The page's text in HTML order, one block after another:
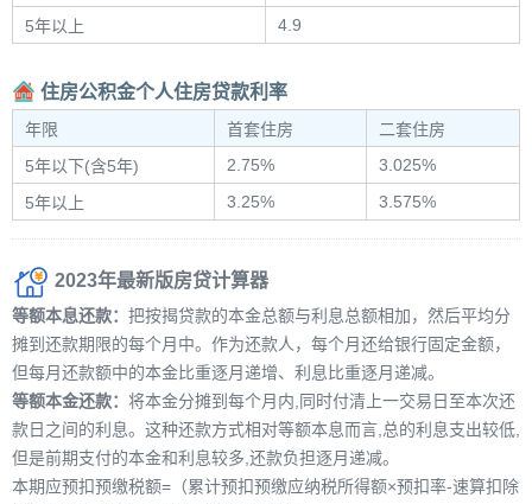
5年以上
4.9
住房公积金个人住房贷款利率
年限 首套住房
二套住房
5年以下(含5年)
2.75%
3.025%
5年以上
3.25% 3.575%
2023年最新版房贷计算器
等额本息还款： 把按揭贷款的本金总额与利息总额相加，然后平均分
摊到还款期限的每个月中。作为还款人，每个月还给银行固定金额，
但每月还款额中的本金比重逐月递增、利息比重逐月递减。
等额本金还款： 将本金分摊到每个月内,同时付清上一交易日至本次还
款日之间的利息。这种还款方式相对等额本息而言,总的利息支出较低,
但是前期支付的本金和利息较多,还款负担逐月递减。
本期应预扣预缴税额=（累计预扣预缴应纳税所得额×预扣率-速算扣除